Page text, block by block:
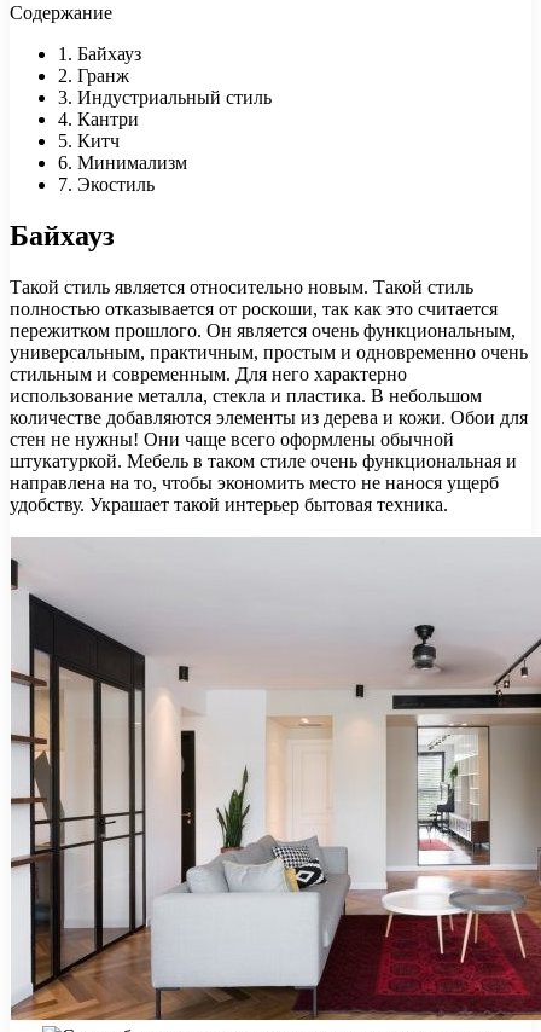
Содержание
1. Байхауз
2. Гранж
3. Индустриальный стиль
4. Кантри
5. Китч
6. Минимализм
7. Экостиль
Байхауз
Такой стиль является относительно новым. Такой стиль
полностью отказывается от роскоши, так как это считается
пережитком прошлого. Он является очень функциональным,
универсальным, практичным, простым и одновременно очень
стильным и современным. Для него характерно
использование металла, стекла и пластика. В небольшом
количестве добавляются элементы из дерева и кожи. Обои для
стен не нужны! Они чаще всего оформлены обычной
штукатуркой. Мебель в таком стиле очень функциональная и
направлена на то, чтобы экономить место не нанося ущерб
удобству. Украшает такой интерьер бытовая техника.